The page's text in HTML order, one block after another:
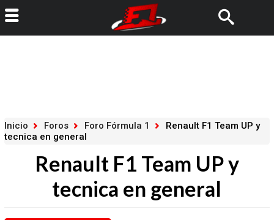
Inicio Foros Foro Fórmula 1
Renault F1 Team UP y
tecnica en general
Renault F1 Team UP y
tecnica en general